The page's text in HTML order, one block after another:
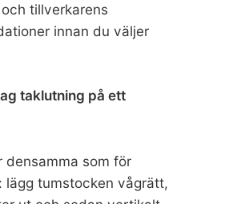
tillverkarens
innan du väljer
taklutning på ett
densamma som för
lägg tumstocken vågrätt,